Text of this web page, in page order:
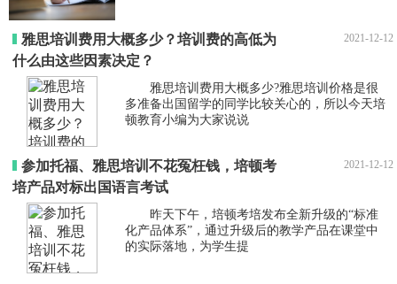
雅思培训费用大概多少？培训费的高低为
什么由这些因素决定？
2021-12-12
雅思培训费用大概多少?雅思培训价格是很
多准备出国留学的同学比较关心的，所以今天培
顿教育小编为大家说说
参加托福、雅思培训不花冤枉钱，培顿考
培产品对标出国语言考试
2021-12-12
昨天下午，培顿考培发布全新升级的“标准
化产品体系”，通过升级后的教学产品在课堂中
的实际落地，为学生提